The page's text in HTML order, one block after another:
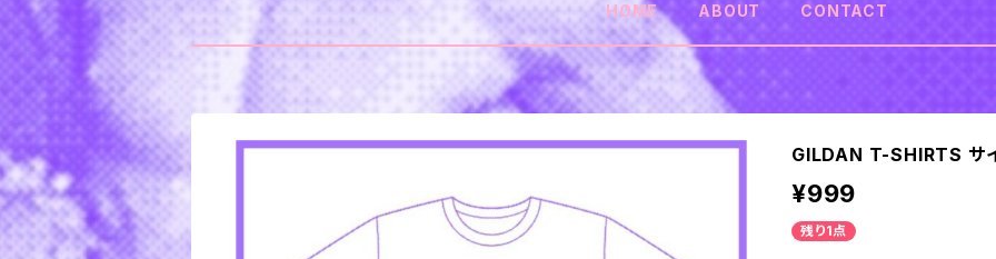
HOME ABOUT CONTACT
GILDAN T-SHIRTS サ
¥999
残り1点